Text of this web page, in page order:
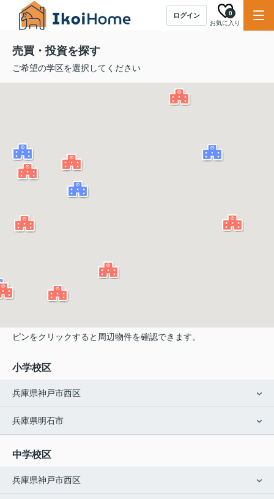
ログイン
お気に入り
0
売買・投資を探す
ご希望の学区を選択してください
ピンをクリックすると周辺物件を確認できます。
小学校区
兵庫県神戸市西区
兵庫県明石市
中学校区
兵庫県神戸市西区